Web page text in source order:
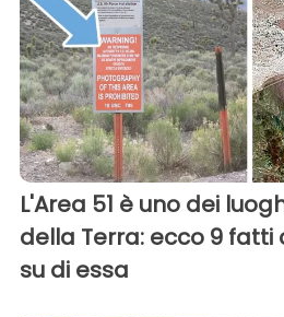
L'Area 51 è uno dei
della Terra: ecco 9 fatti
su di essa